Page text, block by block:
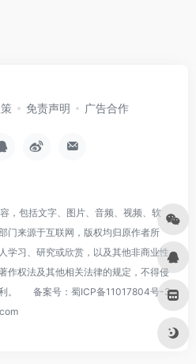
免责声明 广告合作
，包括文字、图片、音频、视频、软
门来源于互联网，版权均归原作者所
学习、研究或欣赏，以及其他非商业性
作权法及其他相关法律的规定，不得侵
。
备案号： 蜀ICP备11017804号-3